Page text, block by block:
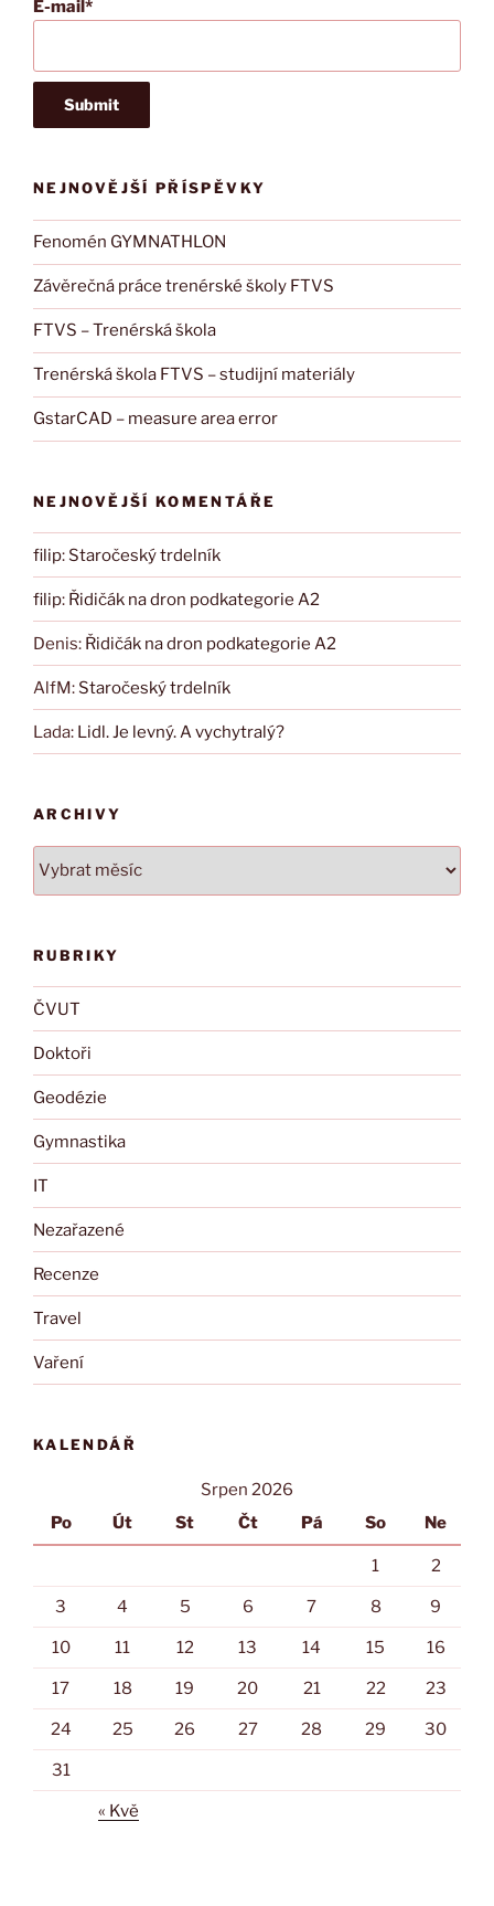
E-mail*
NEJNOVĚJŠÍ PŘÍSPĚVKY
Fenomén GYMNATHLON
Závěrečná práce trenérské školy FTVS
FTVS – Trenérská škola
Trenérská škola FTVS – studijní materiály
GstarCAD – measure area error
NEJNOVĚJŠÍ KOMENTÁŘE
filip: Staročeský trdelník
filip: Řidičák na dron podkategorie A2
Denis: Řidičák na dron podkategorie A2
AlfM: Staročeský trdelník
Lada: Lidl. Je levný. A vychytralý?
ARCHIVY
RUBRIKY
ČVUT
Doktoři
Geodézie
Gymnastika
IT
Nezařazené
Recenze
Travel
Vaření
KALENDÁŘ
Srpen 2026
Po
Út St Čt Pá So Ne
1 2
3 4 5 6 7 8 9
10 11 12 13 14 15 16
17 18 19 20 21 22 23
24 25 26 27 28 29 30
31
« Kvě